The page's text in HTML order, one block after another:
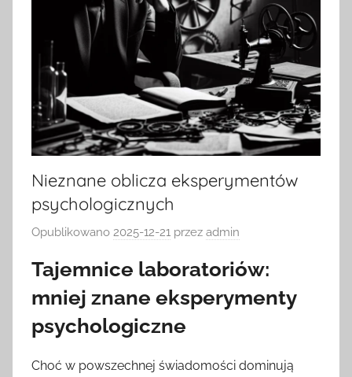
Nieznane oblicza eksperymentów
psychologicznych
Opublikowano 2025-12-21 przez admin
Tajemnice laboratoriów:
mniej znane eksperymenty
psychologiczne
Choć w powszechnej świadomości dominują